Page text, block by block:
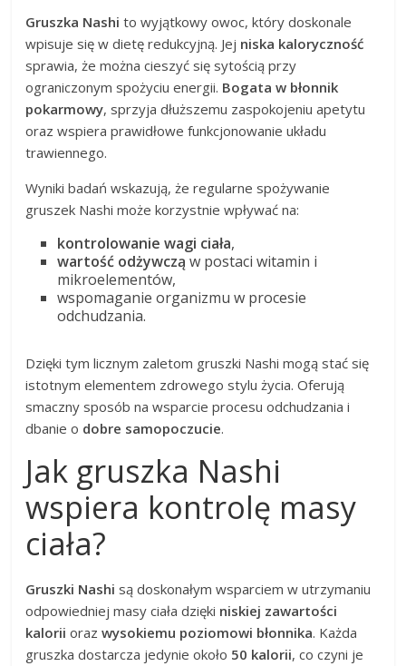
Gruszka Nashi to wyjątkowy owoc, który doskonale
wpisuje się w dietę redukcyjną. Jej niska kaloryczność
sprawia, że można cieszyć się sytością przy
ograniczonym spożyciu energii. Bogata w błonnik
pokarmowy, sprzyja dłuższemu zaspokojeniu apetytu
oraz wspiera prawidłowe funkcjonowanie układu
trawiennego.
Wyniki badań wskazują, że regularne spożywanie
gruszek Nashi może korzystnie wpływać na:
kontrolowanie wagi ciała,
wartość odżywczą w postaci witamin i
mikroelementów,
wspomaganie organizmu w procesie
odchudzania.
Dzięki tym licznym zaletom gruszki Nashi mogą stać się
istotnym elementem zdrowego stylu życia. Oferują
smaczny sposób na wsparcie procesu odchudzania i
dbanie o dobre samopoczucie.
Jak gruszka Nashi
wspiera kontrolę masy
ciała?
Gruszki Nashi są doskonałym wsparciem w utrzymaniu
odpowiedniej masy ciała dzięki niskiej zawartości
kalorii orazwysokiemu poziomowi błonnika. Każda
gruszka dostarcza jedynie około 50 kalorii, co czyni je